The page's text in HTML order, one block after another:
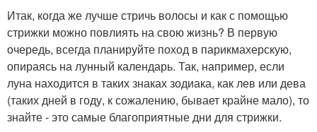
Итак, когда же лучше стричь волосы и как с помощью
стрижки можно повлиять на свою жизнь? В первую
очередь, всегда планируйте поход в парикмахерскую,
опираясь на лунный календарь. Так, например, если
луна находится в таких знаках зодиака, как лев или дева
(таких дней в году, к сожалению, бывает крайне мало), то
знайте - это самые благоприятные дни для стрижки.